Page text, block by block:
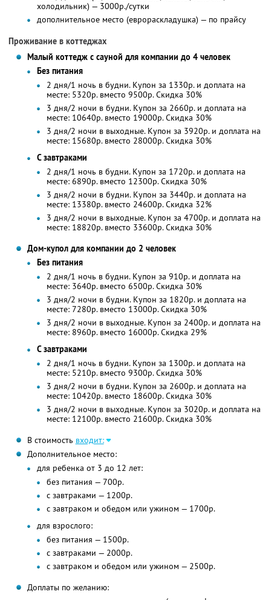
холодильник) — 3000р./сутки
дополнительное место (еврораскладушка) — по прайсу
Проживание в коттеджах
Малый коттедж с сауной для компании до 4 человек
Без питания
2 дня/1 ночь в будни. Купон за 1330р. и доплата на
месте: 5320р. вместо 9500р. Скидка 30%
3 дня/2 ночи в будни. Купон за 2660р. и доплата на
месте: 10640р. вместо 19000р. Скидка 30%
3 дня/2 ночи в выходные. Купон за 3920р. и доплата на
месте: 15680р. вместо 28000р. Скидка 30%
С завтраками
2 дня/1 ночь в будни. Купон за 1720р. и доплата на
месте: 6890р. вместо 12300р. Скидка 30%
3 дня/2 ночи в будни. Купон за 3440р. и доплата на
месте: 13380р. вместо 24600р. Скидка 32%
3 дня/2 ночи в выходные. Купон за 4700р. и доплата на
месте: 18820р. вместо 33600р. Скидка 30%
Дом-купол для компании до 2 человек
Без питания
2 дня/1 ночь в будни. Купон за 910р. и доплата на
месте: 3640р. вместо 6500р. Скидка 30%
3 дня/2 ночи в будни. Купон за 1820р. и доплата на
месте: 7280р. вместо 13000р. Скидка 30%
3 дня/2 ночи в выходные. Купон за 2400р. и доплата на
месте: 8960р. вместо 16000р. Скидка 29%
С завтраками
2 дня/1 ночь в будни. Купон за 1300р. и доплата на
месте: 5210р. вместо 9300р. Скидка 30%
3 дня/2 ночи в будни. Купон за 2600р. и доплата на
месте: 10420р. вместо 18600р. Скидка 30%
3 дня/2 ночи в выходные. Купон за 3020р. и доплата на
месте: 12100р. вместо 21600р. Скидка 30%
В стоимость входит:
Дополнительное место:
для ребенка от 3 до 12 лет:
без питания — 700р.
с завтраками — 1200р.
с завтраком и обедом или ужином — 1700р.
для взрослого:
без питания — 1500р.
с завтраками — 2000р.
с завтраком и обедом или ужином — 2500р.
Доплаты по желанию: